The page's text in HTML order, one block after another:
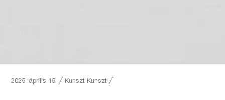
2025. április 15.╱ Kunszt Kunszt ╱